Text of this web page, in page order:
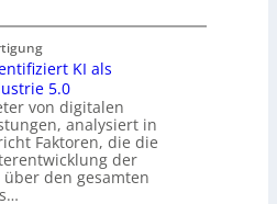
KI als
5.0
von digitalen
analysiert in
Faktoren, die die
der
den gesamten